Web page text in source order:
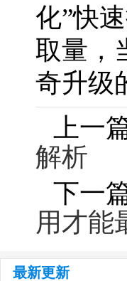
化”快
取量，
奇升级
上一
解析
下一
用才能
最新更新